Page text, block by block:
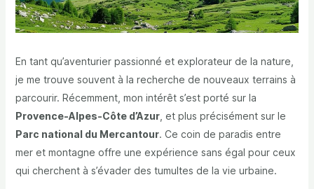
En tant qu’aventurier passionné et explorateur de la nature,
je me trouve souvent à la recherche de nouveaux terrains à
parcourir. Récemment, mon intérêt s’est porté sur la
Provence-Alpes-Côte d’Azur, et plus précisément sur le
Parc national du Mercantour. Ce coin de paradis entre
mer et montagne offre une expérience sans égal pour ceux
qui cherchent à s’évader des tumultes de la vie urbaine.